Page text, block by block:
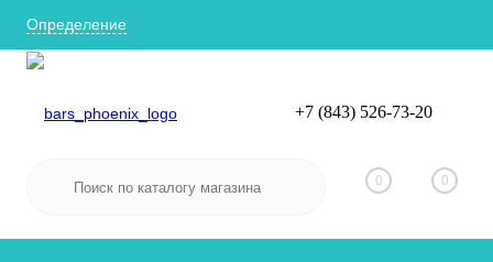
Определение
Вход
+7 (843) 526-73-20
0 0